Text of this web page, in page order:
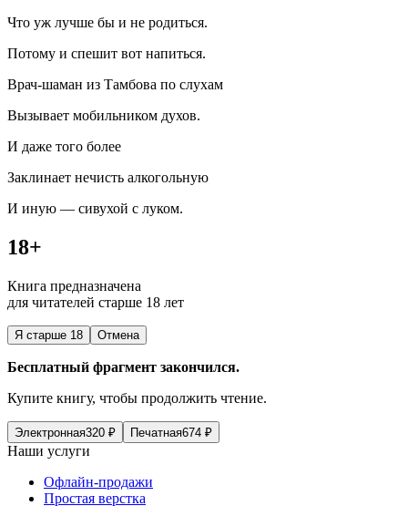
Что уж лучше бы и не родиться.
Потому и спешит вот напиться.
Врач-шаман из Тамбова по слухам
Вызывает мобильником духов.
И даже того более
Заклинает нечисть алкогольную
И иную — сивухой с луком.
18+
Книга предназначена
для читателей старше 18 лет
Я старше 18 Отмена
Бесплатный фрагмент закончился.
Купите книгу, чтобы продолжить чтение.
Электронная320 ₽ Печатная674 ₽
Наши услуги
Офлайн-продажи
Простая верстка